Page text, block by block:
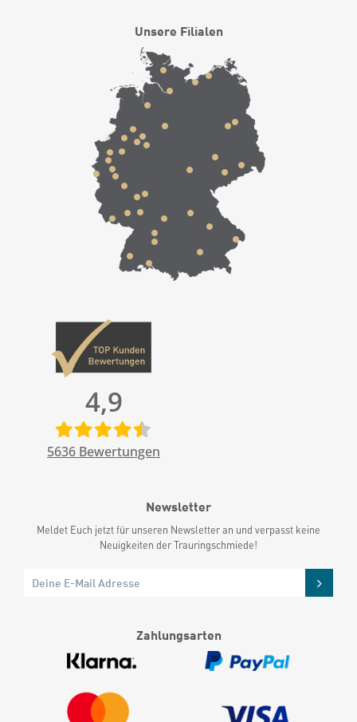
Unsere Filialen
4,9
5636 Bewertungen
Newsletter
Meldet Euch jetzt für unseren Newsletter an und verpasst keine
Neuigkeiten der Trauringschmiede!
Zahlungsarten